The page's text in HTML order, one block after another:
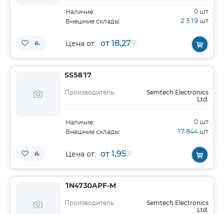
Наличие: 0 шт
Внешние склады: 2 519 шт
Цена от: от 18,27₽
SS5817
Производитель:
Semtech Electronics
Ltd.
Наличие: 0 шт
Внешние склады: 17 844 шт
Цена от: от 1,95₽
1N4730APF-M
Производитель:
Semtech Electronics
Ltd.